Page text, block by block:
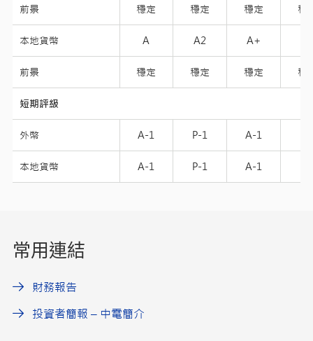
前景 穩定 穩定 穩定 穩
本地貨幣​ A A2 A+
前景 穩定 穩定 穩定 穩
短期評級
外幣 A-1 P-1 A-1
本地貨幣 A-1 P-1 A-1
常用連結
財務報告
投資者簡報 – 中電簡介